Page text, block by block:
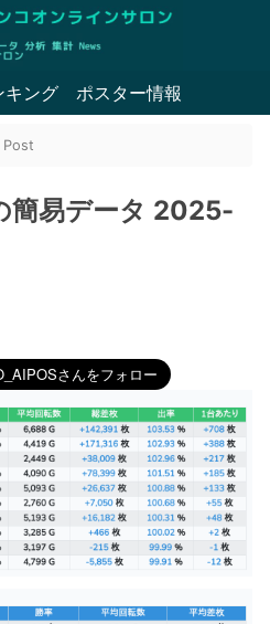
キング ポスター情報
簡易データ 2025-